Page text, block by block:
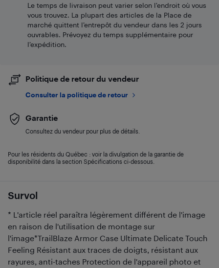
Survol
* L'article réel paraîtra légèrement différent de l'image
en raison de l'utilisation de montage sur
l'image*TrailBlaze Armor Case Ultimate Delicate Touch
Feeling Résistant aux traces de doigts, résistant aux
rayures, anti-taches Protection de l'appareil photo et
Le temps de livraison peut varier selon l'endroit où vous
vous trouvez. La plupart des articles de la Place de
marché quittent l’entrepôt du vendeur dans les 2 jours
ouvrables. Prévoyez du temps supplémentaire pour
l’expédition.
Politique de retour du vendeur
Consulter la politique de retour
Garantie
Consultez du vendeur pour plus de détails.
Pour les résidents du Québec : voir la divulgation de la garantie de
disponibilité dans la section Spécifications ci-dessous.